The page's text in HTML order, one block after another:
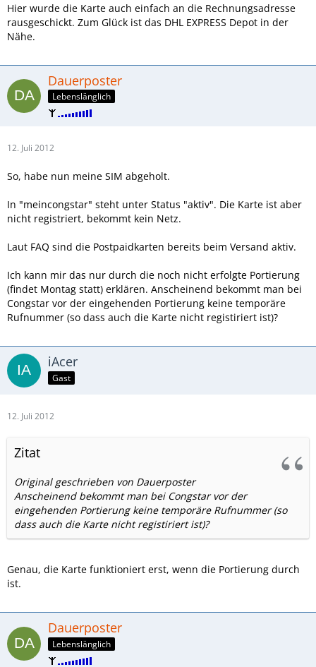
Hier wurde die Karte auch einfach an die Rechnungsadresse
rausgeschickt. Zum Glück ist das DHL EXPRESS Depot in der
Nähe.
Dauerposter
Lebenslänglich
12. Juli 2012
So, habe nun meine SIM abgeholt.
In "meincongstar" steht unter Status "aktiv". Die Karte ist aber
nicht registriert, bekommt kein Netz.
Laut FAQ sind die Postpaidkarten bereits beim Versand aktiv.
Ich kann mir das nur durch die noch nicht erfolgte Portierung
(findet Montag statt) erklären. Anscheinend bekommt man bei
Congstar vor der eingehenden Portierung keine temporäre
Rufnummer (so dass auch die Karte nicht registiriert ist)?
iAcer
Gast
12. Juli 2012
Zitat
Original geschrieben von Dauerposter
Anscheinend bekommt man bei Congstar vor der
eingehenden Portierung keine temporäre Rufnummer (so
dass auch die Karte nicht registiriert ist)?
Genau, die Karte funktioniert erst, wenn die Portierung durch
ist.
Dauerposter
Lebenslänglich